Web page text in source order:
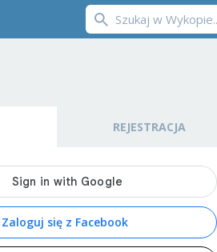
REJESTRACJA
Zaloguj się z Facebook